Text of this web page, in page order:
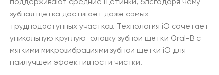
поддерживают средние щетинки, благодаря чему
зубная щетка достигает даже самых
труднодоступных участков. Технология iO сочетает
уникальную круглую головку зубной щетки Oral-B с
мягкими микровибрациями зубной щетки iO для
наилучшей эффективности чистки.